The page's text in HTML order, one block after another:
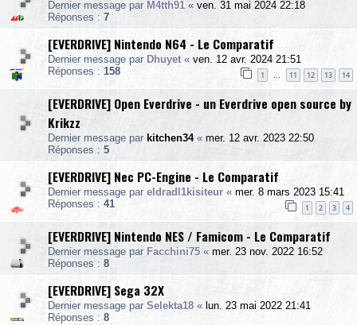
Dernier message par M4tth91 « ven. 31 mai 2024 22:18
Réponses : 7
[EVERDRIVE] Nintendo N64 - Le Comparatif
Dernier message par Dhuyet « ven. 12 avr. 2024 21:51
Réponses : 158 1 … 11 12 13 14
[EVERDRIVE] Open Everdrive - un Everdrive open source by
Krikzz
Dernier message par kitchen34« mer. 12 avr. 2023 22:50
Réponses : 5
[EVERDRIVE] Nec PC-Engine - Le Comparatif
Dernier message par eldradl1kisiteur « mer. 8 mars 2023 15:41
Réponses : 41 1 2 3 4
[EVERDRIVE] Nintendo NES / Famicom - Le Comparatif
Dernier message par Facchini75 « mer. 23 nov. 2022 16:52
Réponses : 8
[EVERDRIVE] Sega 32X
Dernier message par Selekta18 « lun. 23 mai 2022 21:41
Réponses : 8